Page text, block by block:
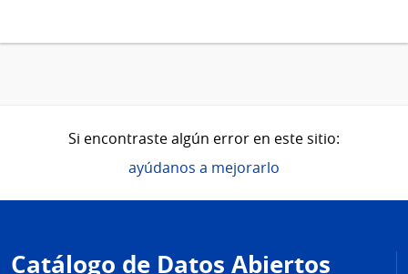
Si encontraste algún error en este sitio:
ayúdanos a mejorarlo
deCatálogo de Datos Abiertos